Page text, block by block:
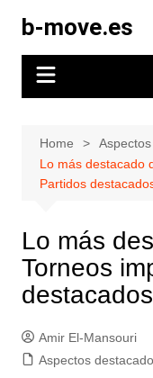
content
b-move.es
Home
Lo más destacado
Partidos
Lo más
Torneos
Amir El-Mansouri
Aspectos